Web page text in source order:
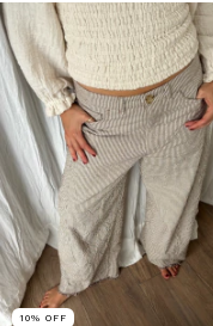
10% OFF